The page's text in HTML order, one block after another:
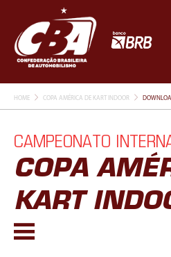
HOME COPA AMÉRICA DE KART INDOOR
CAMPEONATO
COPA
KART